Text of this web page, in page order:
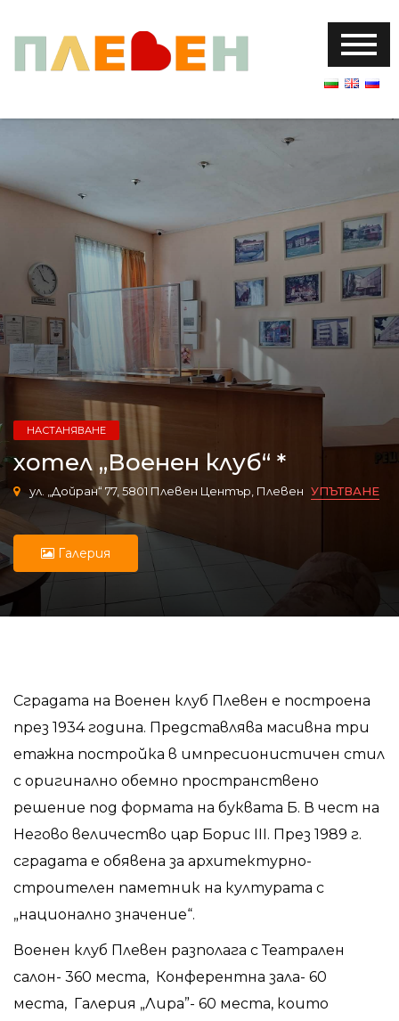
НАСТАНЯВАНЕ
хотел „Военен клуб“ *
ул. „Дойран“ 77, 5801 Плевен Център, Плевен УПЪТВАНЕ
Галерия
Сградата на Военен клуб Плевен е построена
през 1934 година. Представлява масивна три
етажна постройка в импресионистичен стил
с оригинално обемно пространствено
решение под формата на буквата Б. В чест на
Негово величество цар Борис III. През 1989 г.
сградата е обявена за архитектурно-
строителен паметник на културата с
„национално значение“.
Военен клуб Плевен разполага с Театрален
салон- 360 места, Конферентна зала- 60
места, Галерия „Лира”- 60 места, които